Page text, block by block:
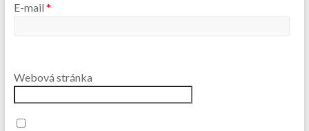
E-mail *
Webová stránka